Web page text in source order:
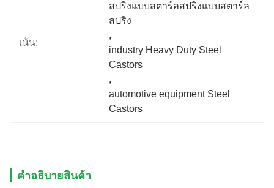
เน้น:
สปริงแบบสตาร์ลสปริงแบบสตาร์ล
สปริง
,
industry Heavy Duty Steel
Castors
,
automotive equipment Steel
Castors
คําอธิบายสินค้า